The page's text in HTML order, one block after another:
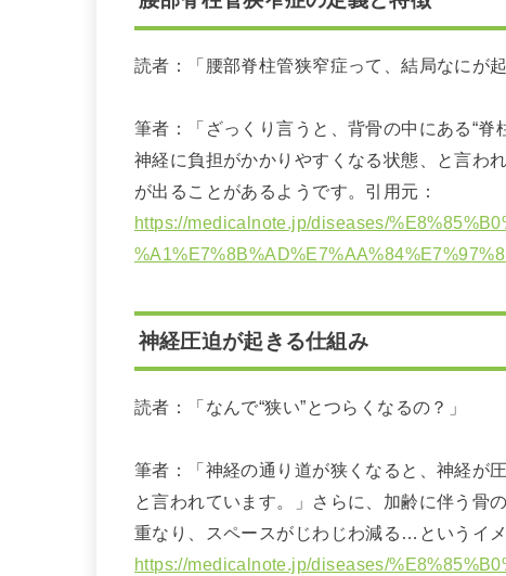
読者：「腰部脊柱管狭窄症って、結局なにが起
筆者：「ざっくり言うと、背骨の中にある“脊
神経に負担がかかりやすくなる状態、と言わ
が出ることがあるようです。引用元：
https://medicalnote.jp/diseases/
神経圧迫が起きる仕組み
読者：「なんで“狭い”とつらくなるの？」
筆者：「神経の通り道が狭くなると、神経が
と言われています。」さらに、加齢に伴う骨
重なり、スペースがじわじわ減る…というイ
https://medicalnote.jp/diseases/